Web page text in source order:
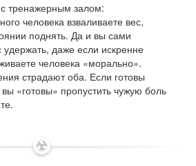
тренажерным залом:
человека взваливаете вес,
поднять. Да и вы сами
удержать, даже если искренне
человека «морально».
страдают оба. Если готовы
«готовы» пропустить чужую боль
✶